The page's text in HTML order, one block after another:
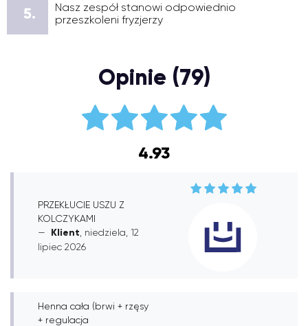
5.
Nasz zespół stanowi odpowiednio
przeszkoleni fryzjerzy
Opinie (79)
4.93
PRZEKŁUCIE USZU Z
KOLCZYKAMI
Klient , niedziela, 12
lipiec 2026
Henna cała (brwi + rzęsy
+ regulacja